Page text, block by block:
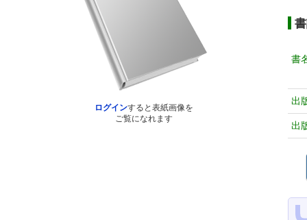
ログインすると表紙画像を
ご覧になれます
書
出
出